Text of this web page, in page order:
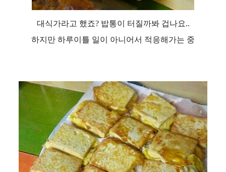
대식가라고 했죠? 밥통이 터질까봐 겁나요..
하지만 하루이틀 일이 아니어서 적응해가는 중